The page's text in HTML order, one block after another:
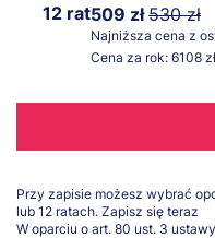
12 rat509 zł530 zł
Najniższa cena z
Cena za rok: 6108
Przy zapisie możesz wybrać
lub 12 ratach. Zapisz się teraz
W oparciu o art. 80 ust. 3